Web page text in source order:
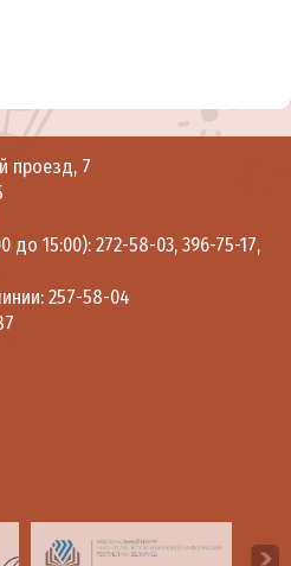
проезд, 7
до 15:00): 272-58-03, 396-75-17,
257-58-04